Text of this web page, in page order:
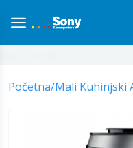
Početna/Mali Kuhinjski